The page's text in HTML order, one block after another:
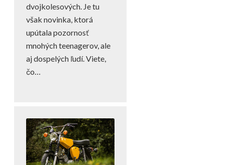
dvojkolesových. Je tu
však novinka, ktorá
upútala pozornosť
mnohých teenagerov, ale
aj dospelých ľudí. Viete,
čo…